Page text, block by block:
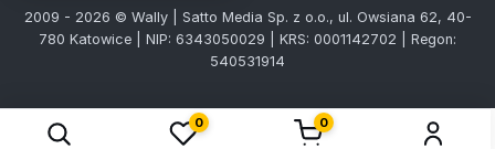
2009 - 2026 © Wally | Satto Media Sp. z o.o., ul. Owsiana 62, 40-
780 Katowice | NIP: 6343050029 | KRS: 0001142702 | Regon:
540531914
0 0